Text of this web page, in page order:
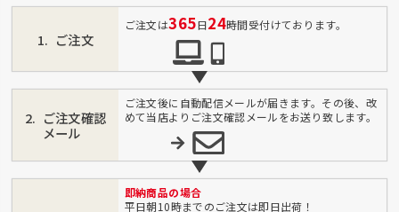
ご注文
ご注文は365日24時間受付けております。
ご注文確認
メール
ご注文後に自動配信メールが届きます。その後、改
めて当店よりご注文確認メールをお送り致します。
即納商品の場合
平日朝10時までのご注文は即日出荷！